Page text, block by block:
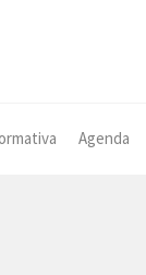
Agenda